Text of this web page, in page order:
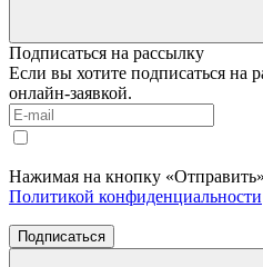
Подписаться на рассылку
Если вы хотите подписаться на
онлайн-заявкой.
Нажимая на кнопку
Политикой конфиденциальности
Подписаться